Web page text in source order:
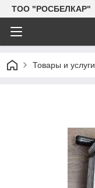
TOO "РОСБЕЛКАР"
Товары и услуги